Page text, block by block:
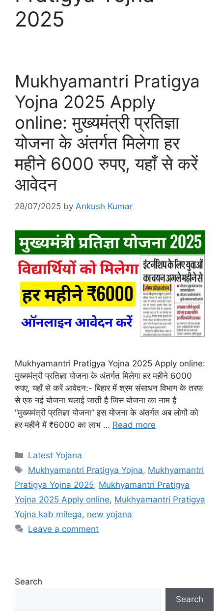
2025
Mukhyamantri Pratigya
Yojna 2025 Apply
online: मुख्यमंत्री प्रतिज्ञा
योजना के अंतर्गत मिलेगा हर
महीने 6000 रुपए, यहाँ से करें
आवेदन
28/07/2025 by Ankush Kumar
Mukhyamantri Pratigya Yojna 2025 Apply online:
मुख्यमंत्री प्रतिज्ञा योजना के अंतर्गत मिलेगा हर महीने 6000
रुपए, यहाँ से करें आवेदन:- बिहार में श्रम संसाधन विभाग के तरफ
से एक नई योजना चलाई जाती है जिस योजना का नाम है
“मुख्यमंत्री प्रतिज्ञा योजना” इस योजना के अंतर्गत अब लोगों को
हर महीने में ₹6000 का लाभ … Read more
Categories
Latest Yojana
Tags
Mukhyamantri Pratigya Yojna, Mukhyamantri
Pratigya Yojna 2025, Mukhyamantri Pratigya
Yojna 2025 Apply online, Mukhyamantri Pratigya
Yojna kab milega, new yojana
Leave a comment
Search
Search